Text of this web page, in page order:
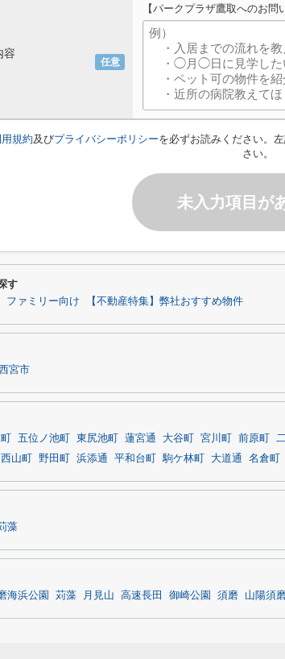
任意
容
【パークプラザ鷹取へのお問
規約及びプライバシーポリシーを必ずお読みください。
さい。
未入力項目が
す
ファミリー向け 【不動産特集】弊社おすすめ物件
西宮市
五位ノ池町 東尻池町 蓮宮通 大谷町 宮川町 前原町
西山町 野田町 浜添通 平和台町 駒ケ林町 大道通 名倉町
藻
海浜公園 苅藻 月見山 高速長田 御崎公園 須磨 山陽須